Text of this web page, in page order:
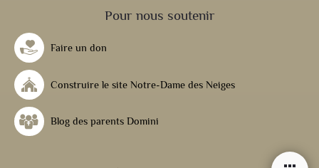
Pour nous soutenir
Faire un don
Construire le site Notre-Dame des Neiges
Blog des parents Domini